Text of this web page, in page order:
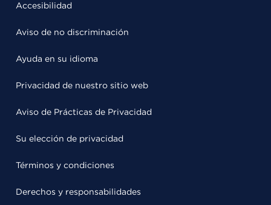
Accesibilidad
Aviso de no discriminación
Ayuda en su idioma
Privacidad de nuestro sitio web
Aviso de Prácticas de Privacidad
Su elección de privacidad
Términos y condiciones
Derechos y responsabilidades